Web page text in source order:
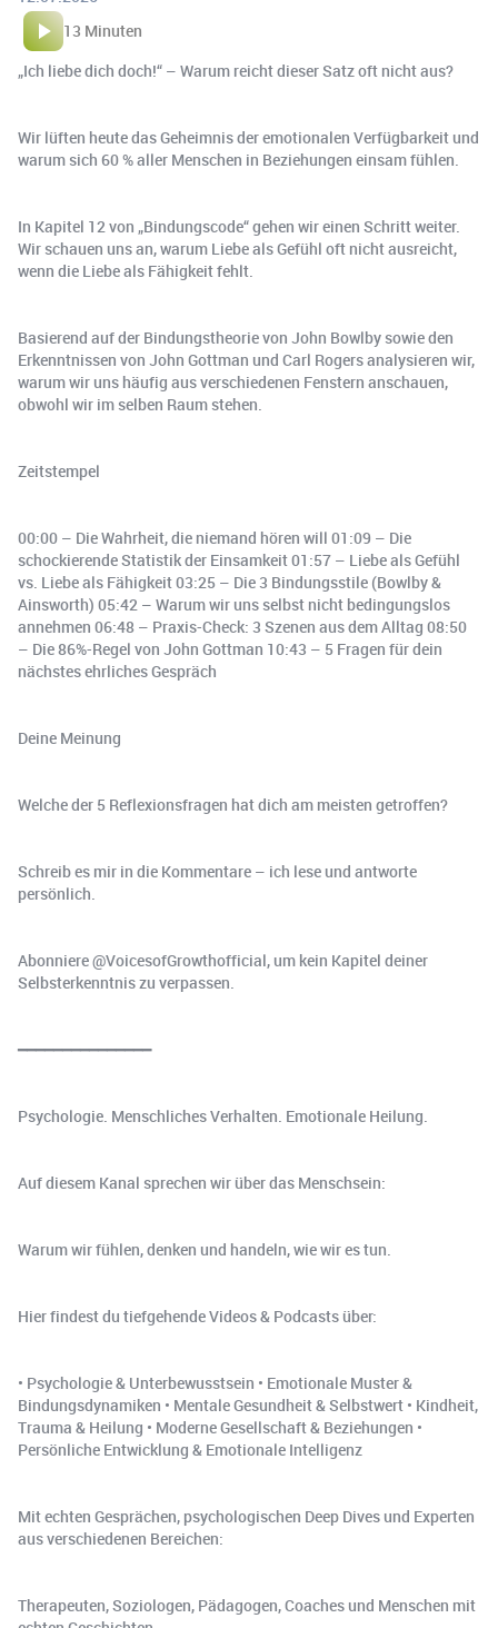
13 Minuten
„Ich liebe dich doch!“ – Warum reicht dieser Satz oft nicht aus?
Wir lüften heute das Geheimnis der emotionalen Verfügbarkeit und
warum sich 60 % aller Menschen in Beziehungen einsam fühlen.
In Kapitel 12 von „Bindungscode“ gehen wir einen Schritt weiter.
Wir schauen uns an, warum Liebe als Gefühl oft nicht ausreicht,
wenn die Liebe als Fähigkeit fehlt.
Basierend auf der Bindungstheorie von John Bowlby sowie den
Erkenntnissen von John Gottman und Carl Rogers analysieren wir,
warum wir uns häufig aus verschiedenen Fenstern anschauen,
obwohl wir im selben Raum stehen.
Zeitstempel
00:00 – Die Wahrheit, die niemand hören will 01:09 – Die
schockierende Statistik der Einsamkeit 01:57 – Liebe als Gefühl
vs. Liebe als Fähigkeit 03:25 – Die 3 Bindungsstile (Bowlby &
Ainsworth) 05:42 – Warum wir uns selbst nicht bedingungslos
annehmen 06:48 – Praxis-Check: 3 Szenen aus dem Alltag 08:50
– Die 86%-Regel von John Gottman 10:43 – 5 Fragen für dein
nächstes ehrliches Gespräch
Deine Meinung
Welche der 5 Reflexionsfragen hat dich am meisten getroffen?
Schreib es mir in die Kommentare – ich lese und antworte
persönlich.
Abonniere @VoicesofGrowthofficial, um kein Kapitel deiner
Selbsterkenntnis zu verpassen.
━━━━━━━━━━━━━━━
Psychologie. Menschliches Verhalten. Emotionale Heilung.
Auf diesem Kanal sprechen wir über das Menschsein:
Warum wir fühlen, denken und handeln, wie wir es tun.
Hier findest du tiefgehende Videos & Podcasts über:
• Psychologie & Unterbewusstsein • Emotionale Muster &
Bindungsdynamiken • Mentale Gesundheit & Selbstwert • Kindheit,
Trauma & Heilung • Moderne Gesellschaft & Beziehungen •
Persönliche Entwicklung & Emotionale Intelligenz
Mit echten Gesprächen, psychologischen Deep Dives und Experten
aus verschiedenen Bereichen:
Therapeuten, Soziologen, Pädagogen, Coaches und Menschen mit